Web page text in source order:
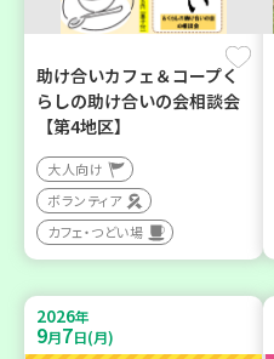
助け合いカフェ＆コープく
らしの助け合いの会相談会
【第4地区】
大人向け
ボランティア
カフェ・つどい場
2026年
9月7日(月)